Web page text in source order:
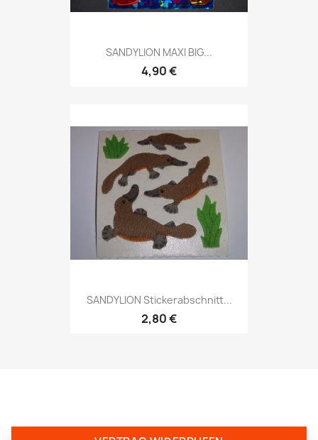
SANDYLION MAXI BIG...
4,90 €
SANDYLION Stickerabschnitt...
2,80 €